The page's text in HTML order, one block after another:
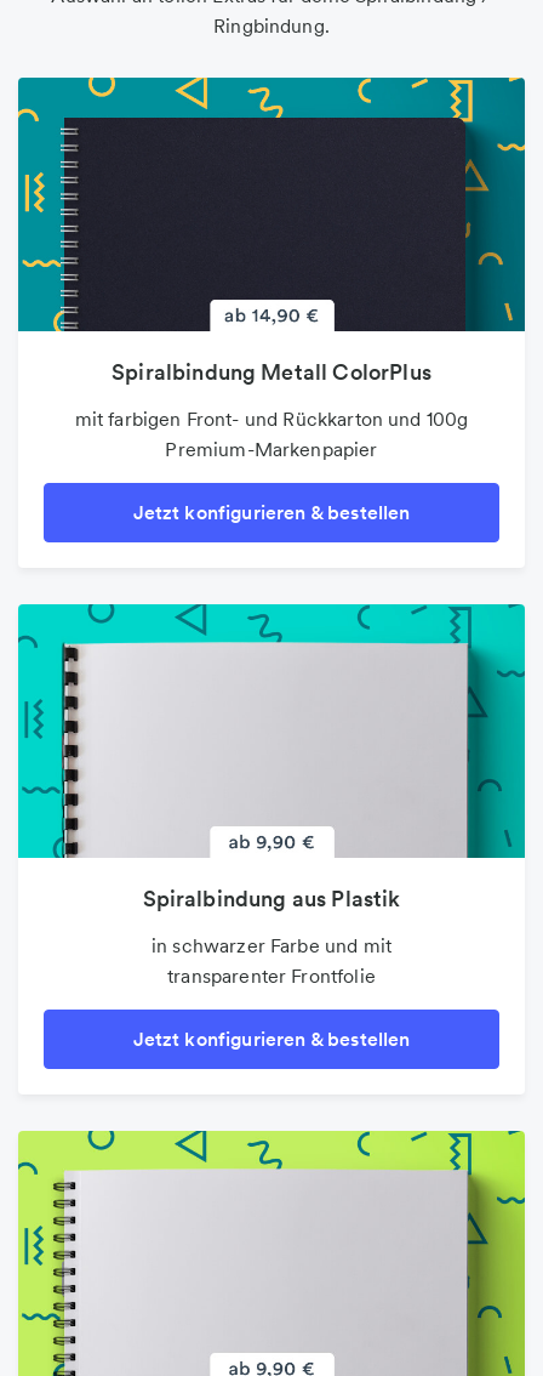
Ringbindung.
Spiralbindung Metall ColorPlus
mit farbigen Front- und Rückkarton und 100g
Premium-Markenpapier
Jetzt konfigurieren & bestellen
Spiralbindung aus Plastik
in schwarzer Farbe und mit
transparenter Frontfolie
Jetzt konfigurieren & bestellen